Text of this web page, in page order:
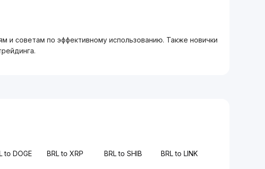
и советам по эффективному использованию. Также новички
to DOGE BRL to XRP BRL to SHIB BRL to LINK